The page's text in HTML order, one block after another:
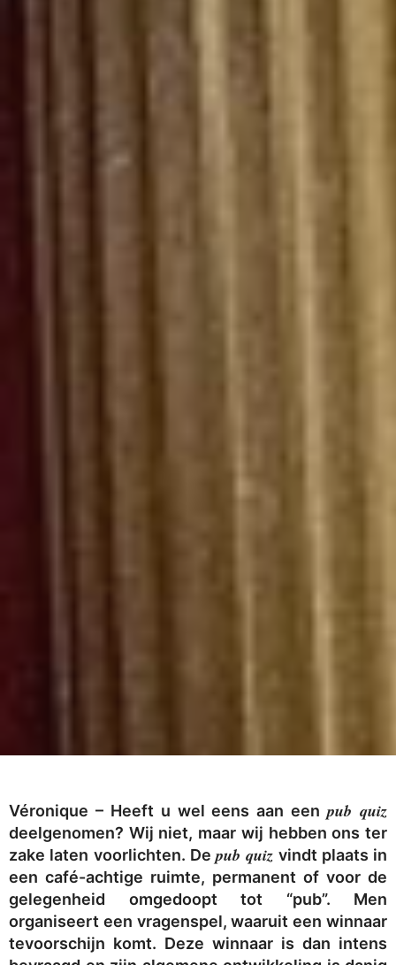
Véronique – Heeft u wel eens aan eenpub quiz
deelgenomen? Wij niet, maar wij hebben ons ter
zake laten voorlichten. Depub quiz vindt plaats in
een café-achtige ruimte, permanent of voor de
gelegenheid omgedoopt tot “pub”. Men
organiseert een vragenspel, waaruit een winnaar
tevoorschijn komt. Deze winnaar is dan intens